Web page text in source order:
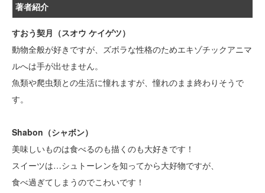
著者紹介
すおう契月（スオウ ケイゲツ）
動物全般が好きですが、ズボラな性格のためエキゾチックアニマ
ルへは手が出せません。
魚類や爬虫類との生活に憧れますが、憧れのまま終わりそうで
す。
Shabon（シャボン）
美味しいものは食べるのも描くのも大好きです！
スイーツは…シュトーレンを知ってから大好物ですが、
食べ過ぎてしまうのでこわいです！